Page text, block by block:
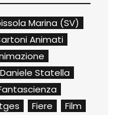
Marina (SV)
Animati
Daniele Statella
Fiere
Film